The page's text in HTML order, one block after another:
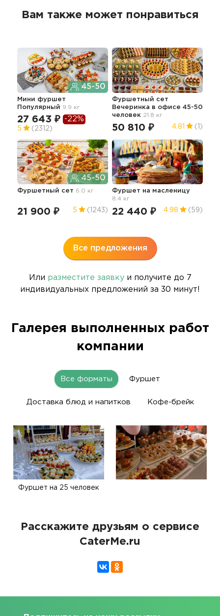
Вам также может понравиться
45-50
Мини фуршет
Популярный 9.9 кг
27 643 ₽ -22%
5 (2312)
Фуршетный сет
Вечеринка в офисе 45-50
человек 21.8 кг
50 810 ₽ 4.81 (1)
45-50
Фуршетный сет 6.0 кг
21 900 ₽ 5 (1243)
Фуршет на масленицу
8.4 кг
22 440 ₽ 4.98 (59)
Все предложения
Или разместите заявкуи получите до 7
индивидуальных предложений за 30 минут!
Галерея выполненных работ
компании
Все форматы Фуршет
Доставка блюд и напитков Кофе-брейк
Фуршет на 25 человек
Расскажите друзьям о сервисе
CaterMe.ru